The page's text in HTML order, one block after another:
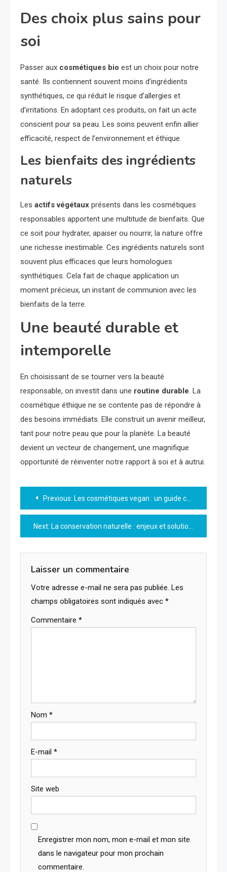
Des choix plus sains pour
soi
Passer aux cosmétiques bio est un choix pour notre
santé. Ils contiennent souvent moins d’ingrédients
synthétiques, ce qui réduit le risque d’allergies et
d’irritations. En adoptant ces produits, on fait un acte
conscient pour sa peau. Les soins peuvent enfin allier
efficacité, respect de l’environnement et éthique.
Les bienfaits des ingrédients
naturels
Les actifs végétaux présents dans les cosmétiques
responsables apportent une multitude de bienfaits. Que
ce soit pour hydrater, apaiser ou nourrir, la nature offre
une richesse inestimable. Ces ingrédients naturels sont
souvent plus efficaces que leurs homologues
synthétiques. Cela fait de chaque application un
moment précieux, un instant de communion avec les
bienfaits de la terre.
Une beauté durable et
intemporelle
En choisissant de se tourner vers la beauté
responsable, on investit dans une routine durable. La
cosmétique éthique ne se contente pas de répondre à
des besoins immédiats. Elle construit un avenir meilleur,
tant pour notre peau que pour la planète. La beauté
devient un vecteur de changement, une magnifique
opportunité de réinventer notre rapport à soi et à autrui.
Navigation
de
l’article
Previous: Les cosmétiques vegan : un guide complet pour choisir des produits éthiques
Next: La conservation naturelle : enjeux et solutions pour préserver notre biodiversité
Laisser un commentaire
Votre adresse e-mail ne sera pas publiée. Les
champs obligatoires sont indiqués avec *
Commentaire *
Nom *
E-mail *
Site web
Enregistrer mon nom, mon e-mail et mon site
dans le navigateur pour mon prochain
commentaire.